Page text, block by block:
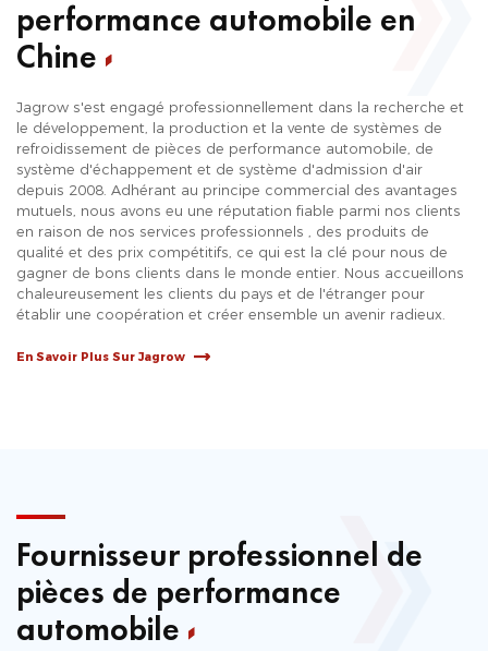
performance automobile en
Chine
Jagrow s'est engagé professionnellement dans la recherche et
le développement, la production et la vente de systèmes de
refroidissement de pièces de performance automobile, de
système d'échappement et de système d'admission d'air
depuis 2008. Adhérant au principe commercial des avantages
mutuels, nous avons eu une réputation fiable parmi nos clients
en raison de nos services professionnels , des produits de
qualité et des prix compétitifs, ce qui est la clé pour nous de
gagner de bons clients dans le monde entier. Nous accueillons
chaleureusement les clients du pays et de l'étranger pour
établir une coopération et créer ensemble un avenir radieux.
En Savoir Plus Sur Jagrow
Fournisseur professionnel de
pièces de performance
automobile